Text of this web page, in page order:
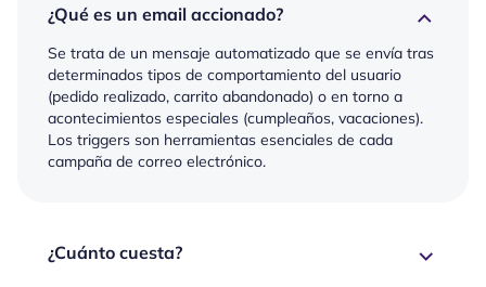
¿Qué es un email accionado?
Se trata de un mensaje automatizado que se envía tras
determinados tipos de comportamiento del usuario
(pedido realizado, carrito abandonado) o en torno a
acontecimientos especiales (cumpleaños, vacaciones).
Los triggers son herramientas esenciales de cada
campaña de correo electrónico.
¿Cuánto cuesta?